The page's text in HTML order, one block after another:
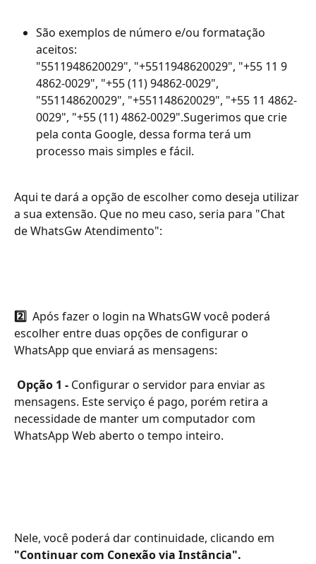
São exemplos de número e/ou formatação
aceitos:
​"5511948620029", "+5511948620029", "+55 11 9
4862-0029", "+55 (11) 94862-0029",
"551148620029", "+551148620029", "+55 11 4862-
0029", "+55 (11) 4862-0029".Sugerimos que crie
pela conta Google, dessa forma terá um
processo mais simples e fácil.
Aqui te dará a opção de escolher como deseja utilizar
a sua extensão. Que no meu caso, seria para "Chat
de WhatsGw Atendimento":
2️⃣ Após fazer o login na WhatsGW você poderá
escolher entre duas opções de configurar o
WhatsApp que enviará as mensagens:
Opção 1 - Configurar o servidor para enviar as
mensagens. Este serviço é pago, porém retira a
necessidade de manter um computador com
WhatsApp Web aberto o tempo inteiro.
Nele, você poderá dar continuidade, clicando em
"Continuar com Conexão via Instância".